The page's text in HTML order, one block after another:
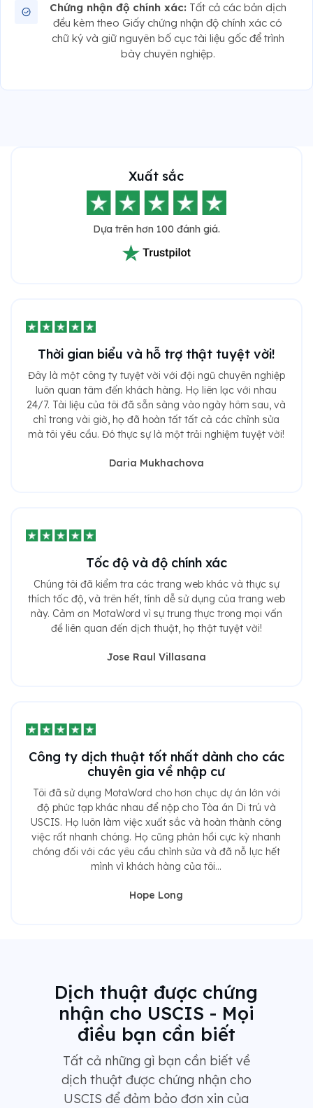
Chứng nhận độ chính xác: Tất cả các bản dịch
đều kèm theo Giấy chứng nhận độ chính xác có
chữ ký và giữ nguyên bố cục tài liệu gốc để trình
bày chuyên nghiệp.
Xuất sắc
Dựa trên hơn 100 đánh giá.
Thời gian biểu và hỗ trợ thật tuyệt vời!
Đây là một công ty tuyệt vời với đội ngũ chuyên nghiệp
luôn quan tâm đến khách hàng. Họ liên lạc với nhau
24/7. Tài liệu của tôi đã sẵn sàng vào ngày hôm sau, và
chỉ trong vài giờ, họ đã hoàn tất tất cả các chỉnh sửa
mà tôi yêu cầu. Đó thực sự là một trải nghiệm tuyệt vời!
Daria Mukhachova
Tốc độ và độ chính xác
Chúng tôi đã kiểm tra các trang web khác và thực sự
thích tốc độ, và trên hết, tính dễ sử dụng của trang web
này. Cảm ơn MotaWord vì sự trung thực trong mọi vấn
đề liên quan đến dịch thuật, họ thật tuyệt vời!
Jose Raul Villasana
Công ty dịch thuật tốt nhất dành cho các
chuyên gia về nhập cư
Tôi đã sử dụng MotaWord cho hơn chục dự án lớn với
độ phức tạp khác nhau để nộp cho Tòa án Di trú và
USCIS. Họ luôn làm việc xuất sắc và hoàn thành công
việc rất nhanh chóng. Họ cũng phản hồi cực kỳ nhanh
chóng đối với các yêu cầu chỉnh sửa và đã nỗ lực hết
mình vì khách hàng của tôi...
Hope Long
Dịch thuật được chứng
nhận cho USCIS - Mọi
điều bạn cần biết
Tất cả những gì bạn cần biết về
dịch thuật được chứng nhận cho
USCIS để đảm bảo đơn xin của